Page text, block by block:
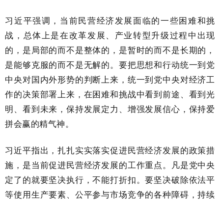
习近平强调，当前民营经济发展面临的一些困难和挑
战，总体上是在改革发展、产业转型升级过程中出现
的，是局部的而不是整体的，是暂时的而不是长期的，
是能够克服的而不是无解的。要把思想和行动统一到党
中央对国内外形势的判断上来，统一到党中央对经济工
作的决策部署上来，在困难和挑战中看到前途、看到光
明、看到未来，保持发展定力、增强发展信心，保持爱
拼会赢的精气神。
习近平指出，扎扎实实落实促进民营经济发展的政策措
施，是当前促进民营经济发展的工作重点。凡是党中央
定了的就要坚决执行，不能打折扣。要坚决破除依法平
等使用生产要素、公平参与市场竞争的各种障碍，持续